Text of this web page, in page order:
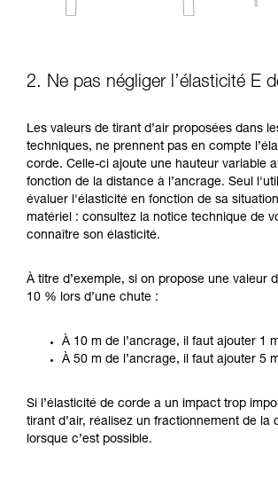
2. Ne pas négliger l’élasticité E
Les valeurs de tirant d’air proposées dans
techniques, ne prennent pas en compte
corde. Celle-ci ajoute une hauteur variable
fonction de la distance à l’ancrage. Seul
évaluer l'élasticité en fonction de sa
matériel : consultez la notice technique de
connaître son élasticité.
À titre d’exemple, si on propose une valeur
10 % lors d’une chute :
À 10 m de l’ancrage, il faut ajouter 1
À 50 m de l’ancrage, il faut ajouter 5
Si l’élasticité de corde a un impact trop
tirant d’air, réalisez un fractionnement de la
lorsque c’est possible.